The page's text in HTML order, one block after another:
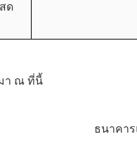
ด
า ณ ที่นี้
ธนาคา